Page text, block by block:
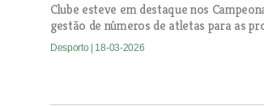
Clube esteve em destaque nos
gestão de números de atletas para as
Desporto | 18-03-2026